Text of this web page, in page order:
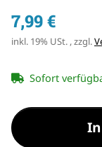
7,99 €
inkl. 19% USt. , zzgl.
Sofort